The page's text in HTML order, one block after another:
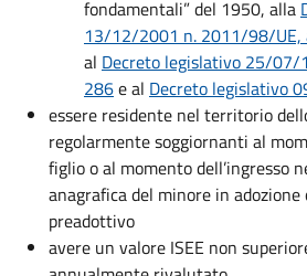
fondamentali” del 1950, alla
13/12/2001 n. 2011/98/UE,
al Decreto legislativo 25/07/
286e al Decreto legislativo
essere residente nel territorio
regolarmente soggiornanti al
figlio o al momento dell’ingresso
anagrafica del minore in
preadottivo
avere un valore ISEE non